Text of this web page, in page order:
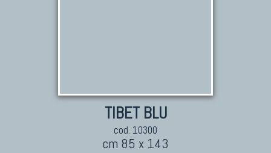
TIBET BLU
cod. 10300
cm 85 x 143